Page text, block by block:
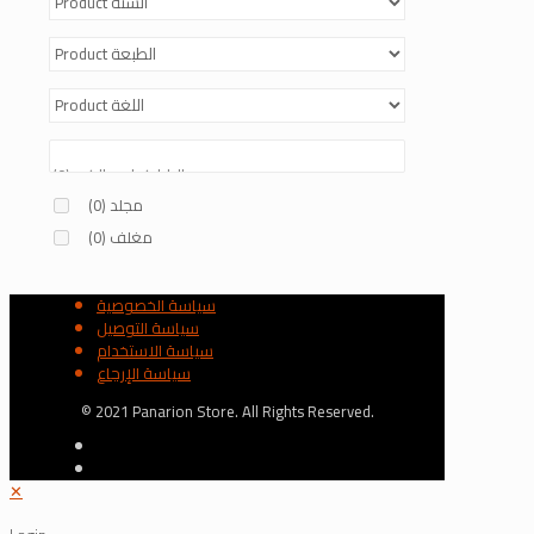
مجلد (0)
مغلف (0)
سياسة الخصوصية
سياسة التوصيل
سياسة الاستخدام
سياسة الإرجاع
© 2021 Panarion Store. All Rights Reserved.
✕